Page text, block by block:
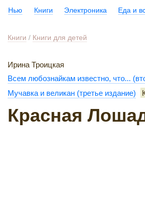
Нью Книги Электроника Еда и
Книги / Книги для детей
Ирина Троицкая
Всем любознайкам известно, что...
Мучавка и великан (третье издание)
Красная